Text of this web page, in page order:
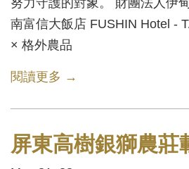
努力守護的對象。 財團法人伊
南富信大飯店 FUSHIN Hotel -
× 格外農品
閱讀更多 →
屏東高樹銀獅農莊